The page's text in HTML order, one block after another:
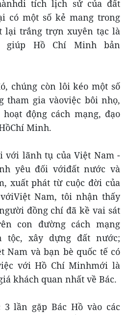
tích lịch sử của đất
có một số kẻ mang trong
lại trắng trợn xuyên tạc là
giúp Hồ Chí Minh bản
chúng còn lôi kéo một số
tham gia vàoviệc bôi nhọ,
động cách mạng, đạo
Minh.
với lãnh tụ của Việt Nam -
yêu đối vớiđất nước và
xuất phát từ cuộc đời của
Nam, tôi nhận thấy
đồng chí đã kề vai sát
con đường cách mạng
tộc, xây dựng đất nước;
Nam và bạn bè quốc tế có
với Hồ Chí Minhmới là
khách quan nhất về Bác.
lần gặp Bác Hồ vào các